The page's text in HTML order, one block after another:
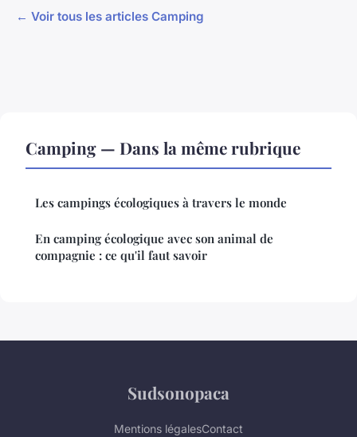
← Voir tous les articles Camping
Camping — Dans la même rubrique
Les campings écologiques à travers le monde
En camping écologique avec son animal de
compagnie : ce qu'il faut savoir
Sudsonopaca
Mentions légalesContact